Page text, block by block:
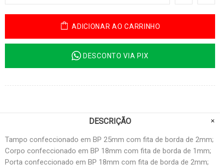
ADICIONAR AO CARRINHO
DESCONTO VIA PIX
DESCRIÇÃO
Tampo confeccionado em BP 25mm com fita de borda de 2mm;
Corpo confeccionado em BP 18mm com fita de borda de 1mm;
Porta confeccionado em BP 18mm com fita de borda de 2mm;